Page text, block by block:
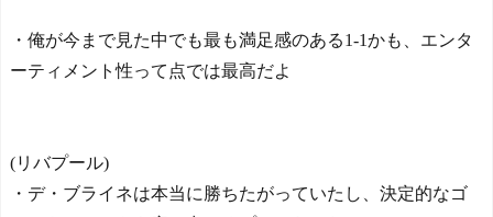
・俺が今まで見た中でも最も満足感のある1-1かも、エンタ
ーティメント性って点では最高だよ
(リバプール)
・デ・ブライネは本当に勝ちたがっていたし、決定的なゴ